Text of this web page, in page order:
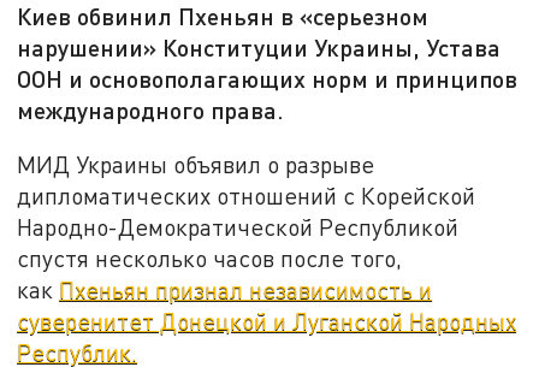
Киев обвинил Пхеньян в «серьезном
нарушении» Конституции Украины, Устава
ООН и основополагающих норм и принципов
международного права.
МИД Украины объявил о разрыве
дипломатических отношений с Корейской
Народно-Демократической Республикой
спустя несколько часов после того,
как Пхеньян признал независимость и
суверенитет Донецкой и Луганской Народных
Республик.